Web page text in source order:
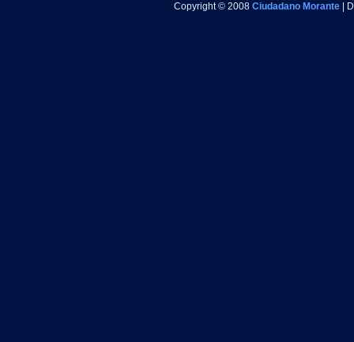
Copyright © 2008 Ciudadano Morante |